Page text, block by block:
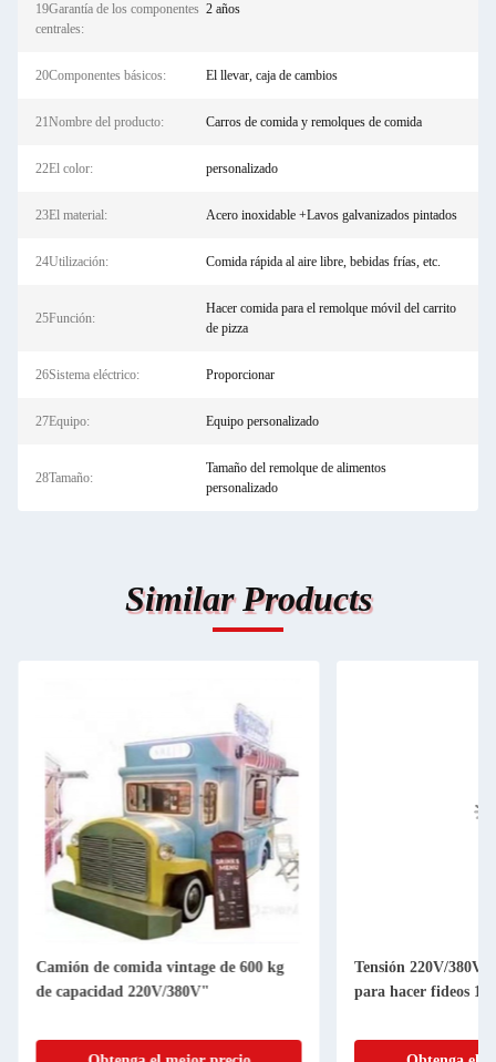
19Garantía de los componentes
centrales:
2 años
20Componentes básicos: El llevar, caja de cambios
21Nombre del producto: Carros de comida y remolques de comida
22El color: personalizado
23El material: Acero inoxidable +Lavos galvanizados pintados
24Utilización: Comida rápida al aire libre, bebidas frías, etc.
25Función:
Hacer comida para el remolque móvil del carrito
de pizza
26Sistema eléctrico: Proporcionar
27Equipo: Equipo personalizado
28Tamaño:
Tamaño del remolque de alimentos
personalizado
Similar Products
Camión de comida vintage de 600 kg
de capacidad 220V/380V"
Tensión 220V/380V
para hacer fideos